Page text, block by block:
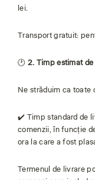
lei.
Transport gratuit:
🕐 2. Timp estimat
Ne străduim ca toate
✔️ Timp standard de
comenzii, în funcție
ora la care a fost
Termenul de livrare